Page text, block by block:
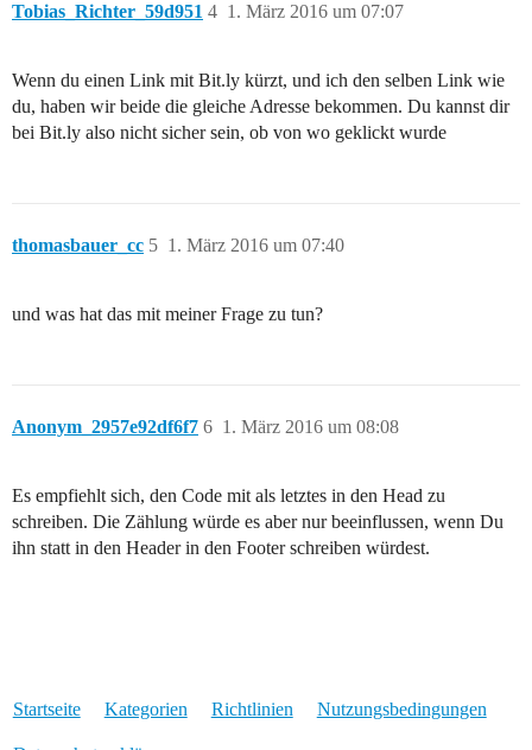
Tobias_Richter_59d951 1. März 2016 um 07:07
4
Wenn du einen Link mit Bit.ly kürzt, und ich den selben Link wie
du, haben wir beide die gleiche Adresse bekommen. Du kannst dir
bei Bit.ly also nicht sicher sein, ob von wo geklickt wurde
thomasbauer_cc 1. März 2016 um 07:40
5
und was hat das mit meiner Frage zu tun?
Anonym_2957e92df6f7 1. März 2016 um 08:08
6
Es empfiehlt sich, den Code mit als letztes in den Head zu
schreiben. Die Zählung würde es aber nur beeinflussen, wenn Du
ihn statt in den Header in den Footer schreiben würdest.
Startseite Kategorien Richtlinien Nutzungsbedingungen